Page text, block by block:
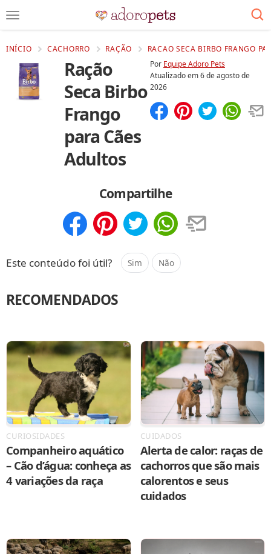
INÍCIO CACHORRO RAÇÃO RACAO SECA BIRBO FRANGO
Ração
Seca Birbo
Frango
para Cães
Adultos
Por Equipe Adoro Pets
Atualizado em6 de agosto de
2026
Compartilhe
Este conteúdo foi útil? Sim Não
RECOMENDADOS
CURIOSIDADES
Companheiro aquático
– Cão d’água: conheça as
4 variações da raça
CUIDADOS
Alerta de calor: raças de
cachorros que são mais
calorentos e seus
cuidados